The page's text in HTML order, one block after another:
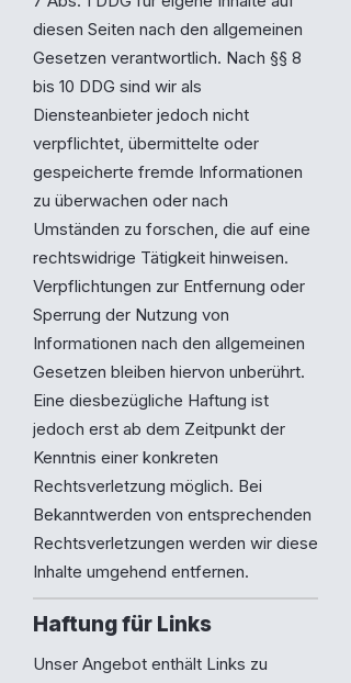
diesen Seiten nach den allgemeinen
Gesetzen verantwortlich. Nach §§ 8
bis 10 DDG sind wir als
Diensteanbieter jedoch nicht
verpflichtet, übermittelte oder
gespeicherte fremde Informationen
zu überwachen oder nach
Umständen zu forschen, die auf eine
rechtswidrige Tätigkeit hinweisen.
Verpflichtungen zur Entfernung oder
Sperrung der Nutzung von
Informationen nach den allgemeinen
Gesetzen bleiben hiervon unberührt.
Eine diesbezügliche Haftung ist
jedoch erst ab dem Zeitpunkt der
Kenntnis einer konkreten
Rechtsverletzung möglich. Bei
Bekanntwerden von entsprechenden
Rechtsverletzungen werden wir diese
Inhalte umgehend entfernen.
Haftung für Links
Unser Angebot enthält Links zu